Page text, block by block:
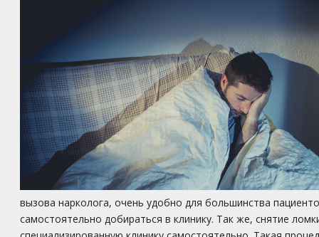
вызова нарколога, очень удобно для большинства
самостоятельно добираться в клинику. Так же, снятие